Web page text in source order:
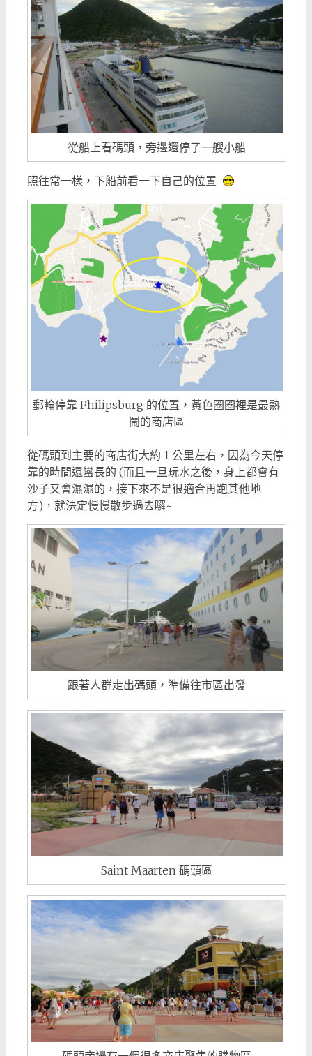
從船上看碼頭，旁邊還停了一艘小船
照往常一樣，下船前看一下自己的位置
郵輪停靠 Philipsburg 的位置，黃色圈圈裡是最熱
鬧的商店區
從碼頭到主要的商店街大約 1 公里左右，因為今天停
靠的時間還蠻長的 (而且一旦玩水之後，身上都會有
沙子又會濕濕的，接下來不是很適合再跑其他地
方)，就決定慢慢散步過去囉~
跟著人群走出碼頭，準備往市區出發
Saint Maarten 碼頭區